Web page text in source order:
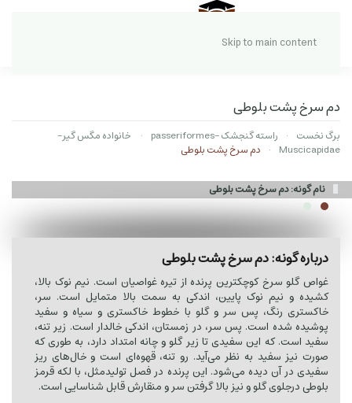
Skip to main content
دم سرخ پشت بلوطی
برگ نخست راسته گنجشک -passeriformes
خانواده مگس گیر-
Muscicapidae
دم سرخ پشت بلوطی
نام گونه: دم سرخ پشت بلوطی
درباره گونه: دم سرخ پشت بلوطی
غواص گلو سرخ کوچکترین پرنده از تیره غواصیان است. نیم نوک بالا،
کشیده و نیم نوک پایین، اندکی به سمت بالا متمایل است. سر،
خاکستری رنگ، پس سر و گلو با خطوط خاکستری و سیاه و سفید
پوشیده شده است. پس سر، در زمستان، اندکی خالدار است. زیر تنه،
سفید است. که این سفیدی تا زیر گلو و چانه امتداد دارد، به طوری که
صورت نیز سفید به نظر می‌آید. رو تنه، قهوه‌ای است و خال‌های ریز
سفیدی در آن دیده می‌شود. این پرنده در فصل تولیدمثل، با لکه قرمز
بلوطی درجلوی گلو و نیز بالا گرفتن سر و منقارش قابل شناسایی است.